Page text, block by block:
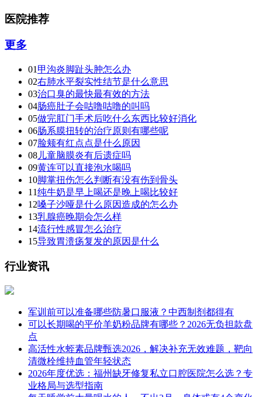
医院推荐
更多
01 甲沟炎脚趾头肿怎么办
02右肺水平裂实性结节是什么意思
03治口臭的最快最有效的方法
04肠癌肚子会咕噜咕噜的叫吗
05做完肛门手术后吃什么东西比较好消化
06肠系膜扭转的治疗原则有哪些呢
07脸颊有红点点是什么原因
08 儿童脑膜炎有后遗症吗
09黄连可以直接泡水喝吗
10脚掌扭伤怎么判断有没有伤到骨头
11纯牛奶是早上喝还是晚上喝比较好
12嗓子沙哑是什么原因造成的怎么办
13乳腺癌晚期会怎么样
14流行性感冒怎么治疗
15导致胃溃疡复发的原因是什么
行业资讯
军训前可以准备哪些防暑口服液？中西制剂都得有
可以长期喝的平价羊奶粉品牌有哪些？2026无负担款盘
点
高活性水蛭素品牌甄选2026，解决补充无效难题，靶向
清微栓维持血管年轻状态
2026年度优选：福州缺牙修复私立口腔医院怎么选？专
业格局与选型指南